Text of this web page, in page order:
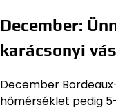
December:
karácsonyi
December
hőmérséklet pedig